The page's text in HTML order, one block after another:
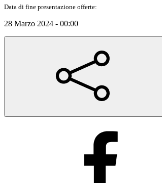
Data di fine presentazione offerte:
28 Marzo 2024 - 00:00